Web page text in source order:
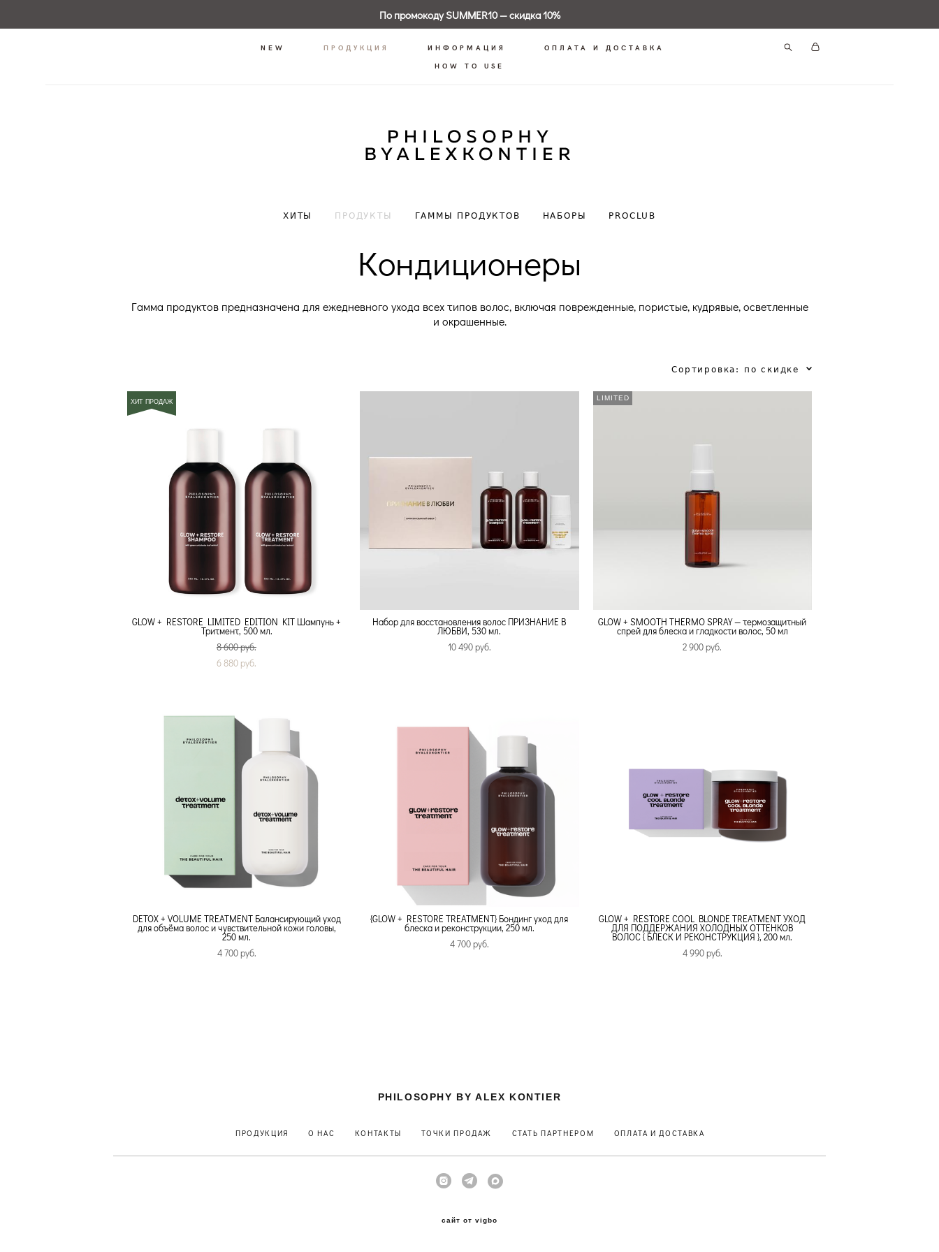
По промокоду SUMMER10 — скидка 10%
NEW ПРОДУКЦИЯ ИНФОРМАЦИЯ
ОПЛАТА И ДОСТАВКА
HOW TO USE
ХИТЫ ПРОДУКТЫ ГАММЫ ПРОДУКТОВ НАБОРЫ PROCLUB
Кондиционеры
Гамма продуктов предназначена для ежедневного ухода всех типов волос, включая поврежденные, пористые, кудрявые, осветленные
и окрашенные.
Сортировка: по скидке
ХИТ ПРОДАЖ
GLOW + RESTORE LIMITED EDITION KIT Шампунь +
Тритмент, 500 мл.
8 600 pуб.
6 880 pуб.
Набор для восстановления волос ПРИЗНАНИЕ В
ЛЮБВИ, 530 мл.
10 490 pуб.
LIMITED
GLOW + SMOOTH THERMO SPRAY — термозащитный
спрей для блеска и гладкости волос, 50 мл
2 900 pуб.
DETOX + VOLUME TREATMENT Балансирующий уход
для объёма волос и чувствительной кожи головы,
250 мл.
4 700 pуб.
{GLOW + RESTORE TREATMENT} Бондинг уход для
блеска и реконструкции, 250 мл.
4 700 pуб.
GLOW + RESTORE COOL BLONDE TREATMENT УХОД
ДЛЯ ПОДДЕРЖАНИЯ ХОЛОДНЫХ ОТТЕНКОВ
ВОЛОС { БЛЕСК И РЕКОНСТРУКЦИЯ }, 200 мл.
4 990 pуб.
PHILOSOPHY BY ALEX KONTIER
ПРОДУКЦИЯ О НАС КОНТАКТЫ ТОЧКИ ПРОДАЖ СТАТЬ ПАРТНЕРОМ ОПЛАТА И ДОСТАВКА
сайт от vigbo